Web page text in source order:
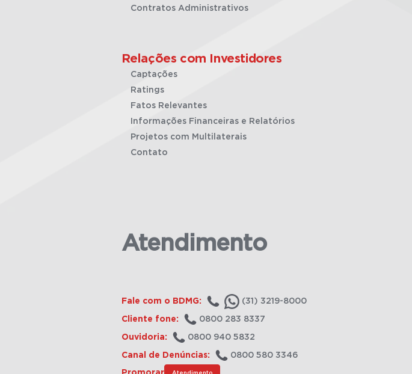
Contratos Administrativos
Relações com Investidores
Captações
Ratings
Fatos Relevantes
Informações Financeiras e Relatórios
Projetos com Multilaterais
Contato
Atendimento
Fale com o BDMG: (31) 3219-8000
Cliente fone: 0800 283 8337
Ouvidoria: 0800 940 5832
Canal de Denúncias: 0800 580 3346
Atendimento